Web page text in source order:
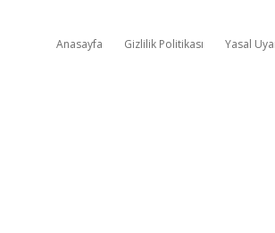
Anasayfa Gizlilik Politikası Yasal